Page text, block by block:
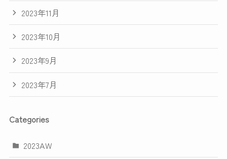
2023年11月
2023年10月
2023年9月
2023年7月
Categories
2023AW